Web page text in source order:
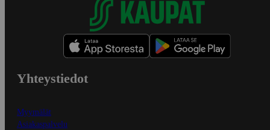
Yhteystiedot
Myymälät
Asiakaspalvelu